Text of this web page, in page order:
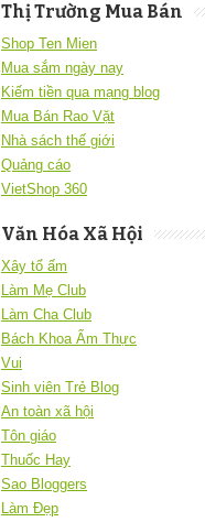
Thị Trường Mua Bán
Shop Ten Mien
Mua sắm ngày nay
Kiếm tiền qua mạng blog
Mua Bán Rao Vặt
Nhà sách thế giới
Quảng cáo
VietShop 360
Văn Hóa Xã Hội
Xây tổ ấm
Làm Mẹ Club
Làm Cha Club
Bách Khoa Ẩm Thực
Vui
Sinh viên Trẻ Blog
An toàn xã hội
Tôn giáo
Thuốc Hay
Sao Bloggers
Làm Đẹp